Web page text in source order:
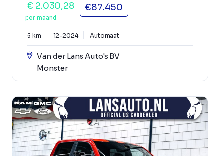
€ 2.030,28
per maand
€87.450
6 km 12-2024 Automaat
Van der Lans Auto's BV
Monster